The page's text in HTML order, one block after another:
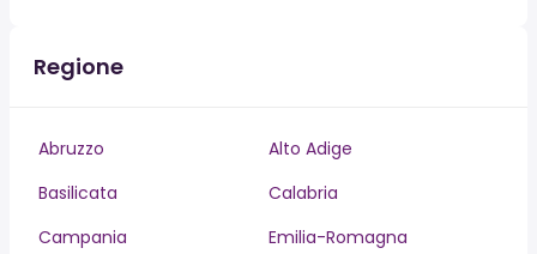
Regione
Abruzzo
Alto Adige
Basilicata
Calabria
Campania
Emilia-Romagna